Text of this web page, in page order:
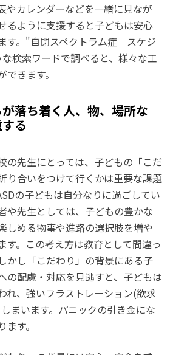
やカレンダーなどを一緒に見なが
るように支援すると子どもは安心
す。"自閉スペクトラム症 スケジ
検索ワードで調べると、様々な工
きます。
落ち着く人、物、場所な
る
の先生にとっては、子どもの「こだ
り合いをつけて行くかは重要な課題
の子どもは自分なりに過ごしてい
や先生としては、子どもの豊かな
しめる物事や進路の選択肢を増や
す。この考え方は教育として間違っ
かし「こだわり」の背景にある子
の配慮・対応を見逃すと、子どもは
れ、強いフラストレーション(欲求
まいます。パニックの引き金にな
す。